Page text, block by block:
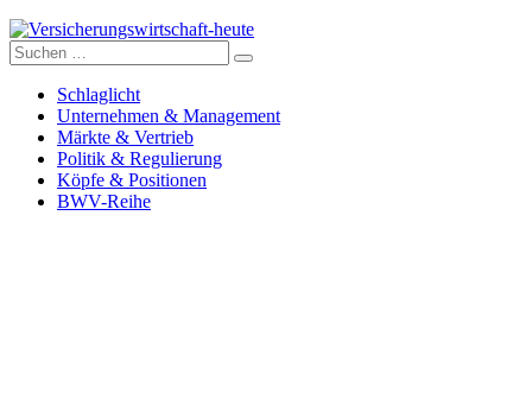
Versicherungswirtschaft-heute
Suche
nach:
Schlaglicht
Unternehmen & Management
Märkte & Vertrieb
Politik & Regulierung
Köpfe & Positionen
BWV-Reihe